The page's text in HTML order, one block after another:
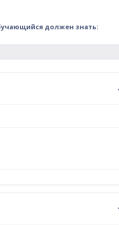
должен знать: